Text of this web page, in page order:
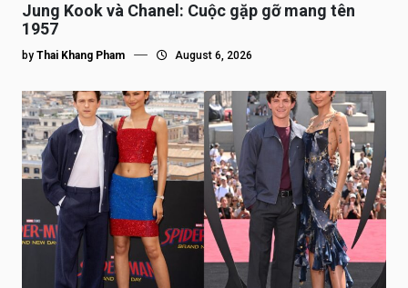
Jung Kook và Chanel: Cuộc gặp gỡ mang tên
1957
by Thai Khang Pham August 6, 2026